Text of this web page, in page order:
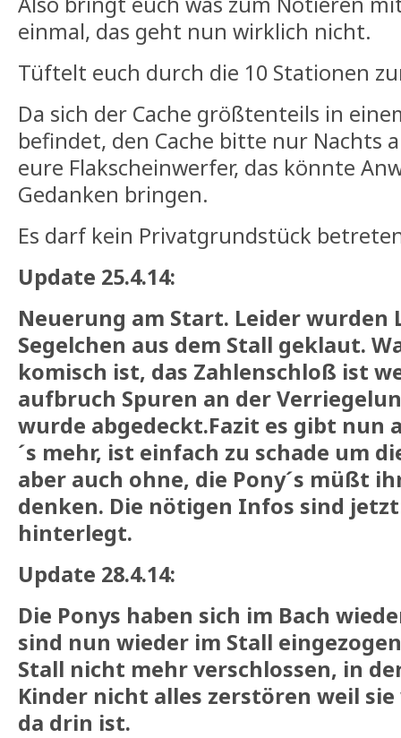
einmal, das geht nun wirklich nicht.
Tüftelt euch durch die 10 Stationen
Da sich der Cache größtenteils in
befindet, den Cache bitte nur Nachts
eure Flakscheinwerfer, das könnte
Gedanken bringen.
Es darf kein Privatgrundstück
Update 25.4.14:
Neuerung am Start. Leider wurden
Segelchen aus dem Stall geklaut.
komisch ist, das Zahlenschloß ist
aufbruch Spuren an der
wurde abgedeckt.Fazit es gibt nun
´s mehr, ist einfach zu schade um
aber auch ohne, die Pony´s müßt
denken. Die nötigen Infos sind
hinterlegt.
Update 28.4.14:
Die Ponys haben sich im Bach
sind nun wieder im Stall
Stall nicht mehr verschlossen, in
Kinder nicht alles zerstören weil
da drin ist.